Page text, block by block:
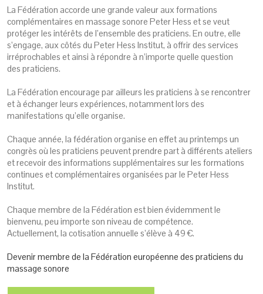
La Fédération accorde une grande valeur aux formations
complémentaires en massage sonore Peter Hess et se veut
protéger les intérêts de l’ensemble des praticiens. En outre, elle
s’engage, aux côtés du Peter Hess Institut, à offrir des services
irréprochables et ainsi à répondre à n’importe quelle question
des praticiens.
La Fédération encourage par ailleurs les praticiens à se rencontrer
et à échanger leurs expériences, notamment lors des
manifestations qu’elle organise.
Chaque année, la fédération organise en effet au printemps un
congrès où les praticiens peuvent prendre part à différents ateliers
et recevoir des informations supplémentaires sur les formations
continues et complémentaires organisées par le Peter Hess
Institut.
Chaque membre de la Fédération est bien évidemment le
bienvenu, peu importe son niveau de compétence.
Actuellement, la cotisation annuelle s’élève à 49 €.
Devenir membre de la Fédération européenne des praticiens du
massage sonore